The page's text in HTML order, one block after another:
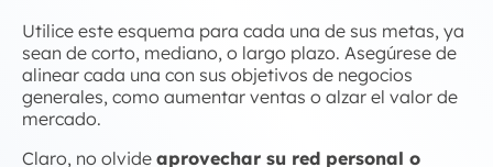
Utilice este esquema para cada una de sus metas, ya
sean de corto, mediano, o largo plazo. Asegúrese de
alinear cada una con sus objetivos de negocios
generales, como aumentar ventas o alzar el valor de
mercado.
Claro, no olvide aprovechar su red personal o